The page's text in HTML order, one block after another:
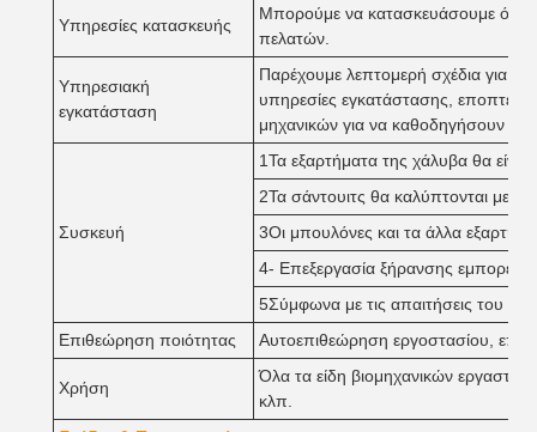
Υπηρεσίες κατασκευής
Μπορούμε να κατασκευάσουμε όλα
πελατών.
Υπηρεσιακή
εγκατάσταση
Παρέχουμε λεπτομερή σχέδια για
υπηρεσίες εγκατάστασης,
μηχανικών για να καθοδηγήσουν ή
Συσκευή
1Τα εξαρτήματα της χάλυβα θα
2Τα σάντουιτς θα καλύπτονται με
3Οι μπουλόνες και τα άλλα
4- Επεξεργασία ξήρανσης
5Σύμφωνα με τις απαιτήσεις του
Επιθεώρηση ποιότητας
Αυτοεπιθεώρηση εργοστασίου,
Χρήση
Όλα τα είδη βιομηχανικών
κλπ.